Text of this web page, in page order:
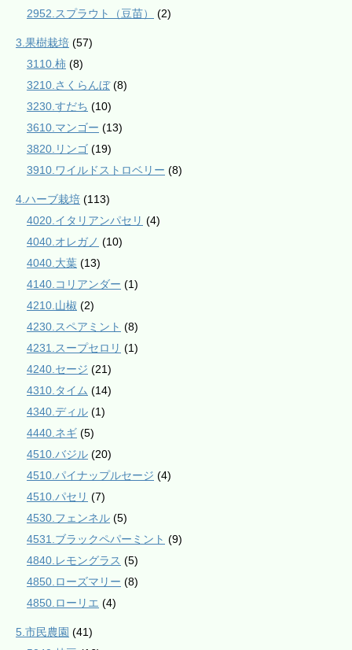
2952.スプラウト（豆苗）
(2)
3.果樹栽培 (57)
3110.柿 (8)
3210.さくらんぼ(8)
3230.すだち (10)
3610.マンゴー (13)
3820.リンゴ (19)
3910.ワイルドストロベリー (8)
4.ハーブ栽培 (113)
4020.イタリアンパセリ (4)
4040.オレガノ (10)
4040.大葉 (13)
4140.コリアンダー (1)
4210.山椒 (2)
4230.スペアミント (8)
4231.スープセロリ (1)
4240.セージ (21)
4310.タイム (14)
4340.ディル (1)
4440.ネギ (5)
4510.バジル (20)
4510.パイナップルセージ (4)
4510.パセリ (7)
4530.フェンネル (5)
4531.ブラックペパーミント (9)
4840.レモングラス (5)
4850.ローズマリー (8)
4850.ローリエ (4)
5.市民農園 (41)